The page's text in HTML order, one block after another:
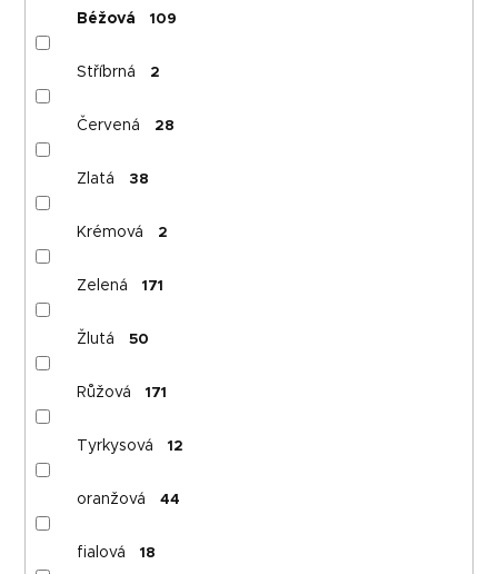
Béžová 109
Stříbrná 2
Červená 28
Zlatá 38
Krémová 2
Zelená 171
Žlutá 50
Růžová 171
Tyrkysová 12
oranžová 44
fialová 18